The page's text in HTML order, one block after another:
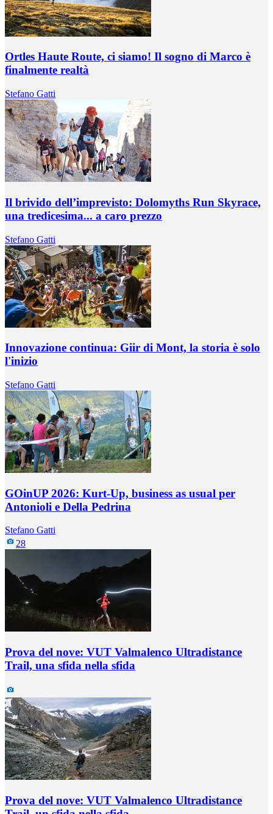
Ortles Haute Route, ci siamo! Il sogno di Marco è
finalmente realtà
Stefano Gatti
Il brivido dell’imprevisto: Dolomyths Run Skyrace,
una tredicesima... a caro prezzo
Stefano Gatti
Innovazione continua: Giir di Mont, la storia è solo
l'inizio
Stefano Gatti
GOinUP 2026: Kurt-Up, business as usual per
Antonioli e Della Pedrina
Stefano Gatti
28
Prova del nove: VUT Valmalenco Ultradistance
Trail, una sfida nella sfida
Prova del nove: VUT Valmalenco Ultradistance